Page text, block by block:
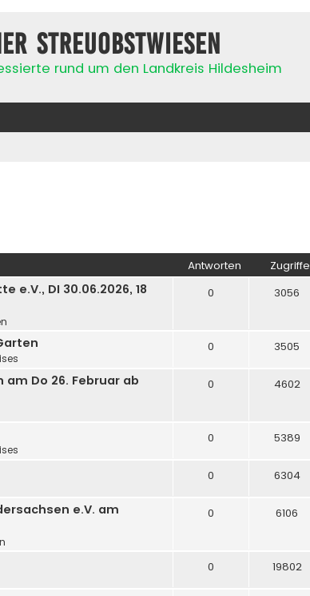
Streuobstwiesen
rund um den Landkreis Hildesheim
Antworten Zugriffe
DI 30.06.2026, 18
0 3056
0 3505
Do 26. Februar ab
0 4602
0 5389
0 6304
e.V. am
0 6106
0 19802